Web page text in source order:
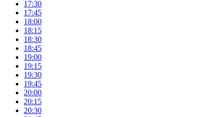
17:30
17:45
18:00
18:15
18:30
18:45
19:00
19:15
19:30
19:45
20:00
20:15
20:30